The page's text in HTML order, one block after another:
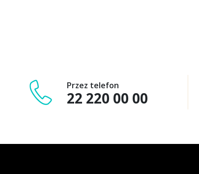
Przez telefon
22 220 00 00